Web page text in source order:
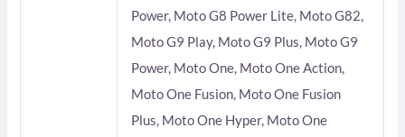
Power, Moto G8 Power Lite, Moto G82,
Moto G9 Play, Moto G9 Plus, Moto G9
Power, Moto One, Moto One Action,
Moto One Fusion, Moto One Fusion
Plus, Moto One Hyper, Moto One